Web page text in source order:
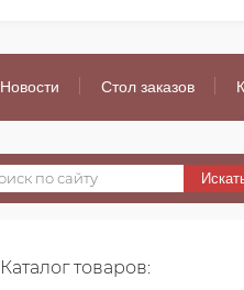
Новости Стол заказов
Каталог товаров: